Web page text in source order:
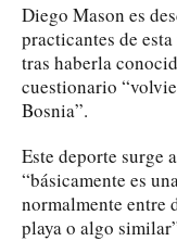
Diego Mason es
practicantes de
tras haberla
cuestionario
Bosnia”.
Este deporte surge
“básicamente es
normalmente entre
playa o algo